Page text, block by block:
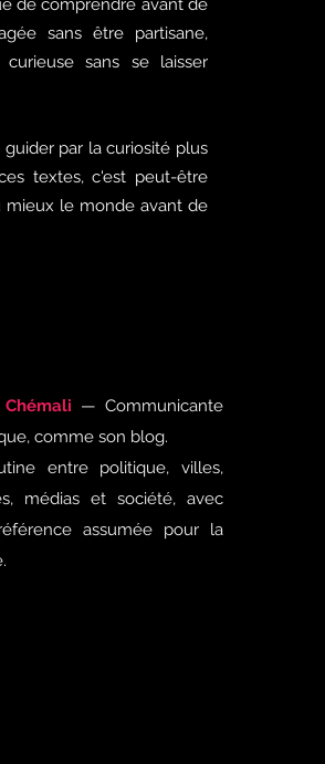
de comprendre avant de
sans être partisane,
sans se laisser
par la curiosité plus
textes, c'est peut-être
le monde avant de
— Communicante
comme son blog.
entre politique, villes,
médias et société, avec
assumée pour la